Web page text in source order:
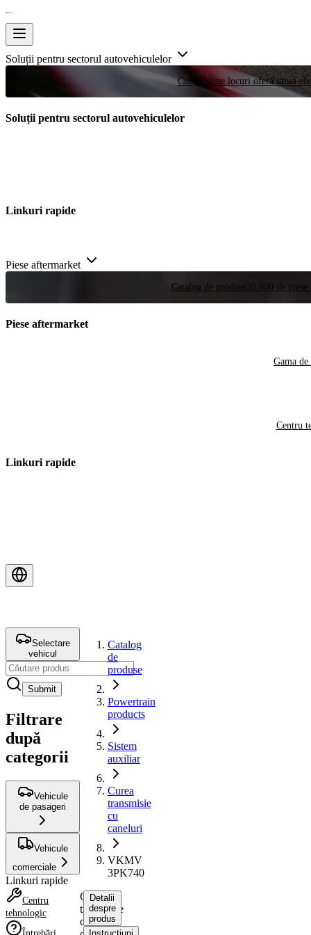
Soluții pentru sectorul autovehiculelor
Curse Puține locuri oferă șansa
Soluții pentru sectorul autovehiculelor
Linkuri rapide
Piese aftermarket
Catalog de produse 20.000 de
Piese aftermarket
Gama de
Centru
Linkuri rapide
Selectare
vehicul
Submit
Filtrare
după
categorii
Vehicule
de pasageri
Vehicule
comerciale
Linkuri rapide
Centru
tehnologic
Catalog
de
produse
Powertrain
products
Sistem
auxiliar
Curea
transmisie
cu
caneluri
VKMV
3PK740
Curea
transmisie
cu
Detalii
despre
produs